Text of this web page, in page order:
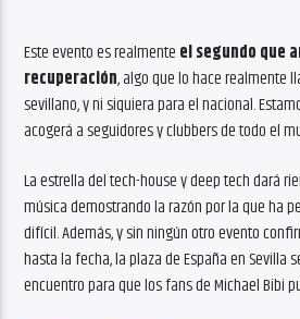
Este evento es realmente el segundo que
recuperación, algo que lo hace realmente
sevillano, y ni siquiera para el nacional.
acogerá a seguidores y clubbers de todo el
La estrella del tech-house y deep tech dará
música demostrando la razón por la que ha
difícil. Además, y sin ningún otro evento
hasta la fecha, la plaza de España en Sevilla
encuentro para que los fans de Michael Bibi